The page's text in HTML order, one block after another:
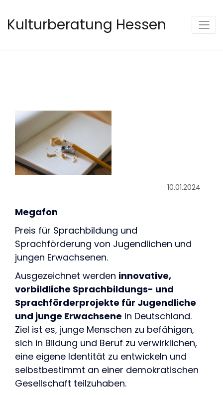
Kulturberatung Hessen
10.01.2024
Megafon
Preis für Sprachbildung und
Sprachförderung von Jugendlichen und
jungen Erwachsenen.
Ausgezeichnet werden innovative,
vorbildliche Sprachbildungs- und
Sprachförderprojekte für Jugendliche
und junge Erwachsene in Deutschland.
Ziel ist es, junge Menschen zu befähigen,
sich in Bildung und Beruf zu verwirklichen,
eine eigene Identität zu entwickeln und
selbstbestimmt an einer demokratischen
Gesellschaft teilzuhaben.